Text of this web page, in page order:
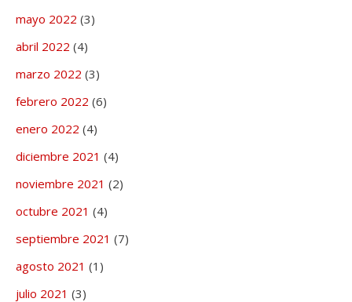
mayo 2022 (3)
abril 2022 (4)
marzo 2022 (3)
febrero 2022 (6)
enero 2022 (4)
diciembre 2021 (4)
noviembre 2021 (2)
octubre 2021 (4)
septiembre 2021 (7)
agosto 2021 (1)
julio 2021 (3)